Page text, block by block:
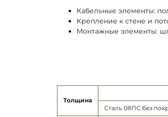
Кабельные элементы:
Крепление к стене и
Монтажные элементы:
Толщина
Сталь 08ПС без